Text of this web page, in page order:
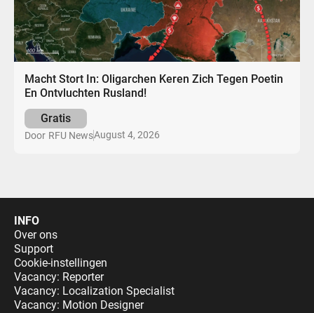
Macht Stort In: Oligarchen Keren Zich Tegen Poetin
En Ontvluchten Rusland!
Gratis
Door RFU NewsAugust 4, 2026
INFO
Over ons
Support
Cookie-instellingen
Vacancy: Reporter
Vacancy: Localization Specialist
Vacancy: Motion Designer